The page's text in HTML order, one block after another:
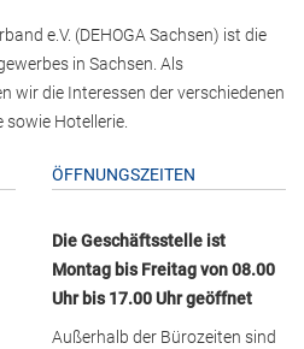
e.V. (DEHOGA Sachsen) ist die
in Sachsen. Als
wir die Interessen der verschiedenen
Hotellerie.
ÖFFNUNGSZEITEN
Die Geschäftsstelle ist
Montag bis Freitag von 08.00
Uhr bis 17.00 Uhr geöffnet
Außerhalb der Bürozeiten sind